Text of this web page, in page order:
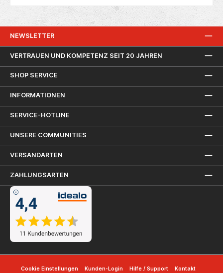
NEWSLETTER
VERTRAUEN UND KOMPETENZ SEIT 20 JAHREN
SHOP SERVICE
INFORMATIONEN
SERVICE-HOTLINE
UNSERE COMMUNITIES
VERSANDARTEN
ZAHLUNGSARTEN
Cookie Einstellungen Kunden-Login Hilfe / Support Kontakt